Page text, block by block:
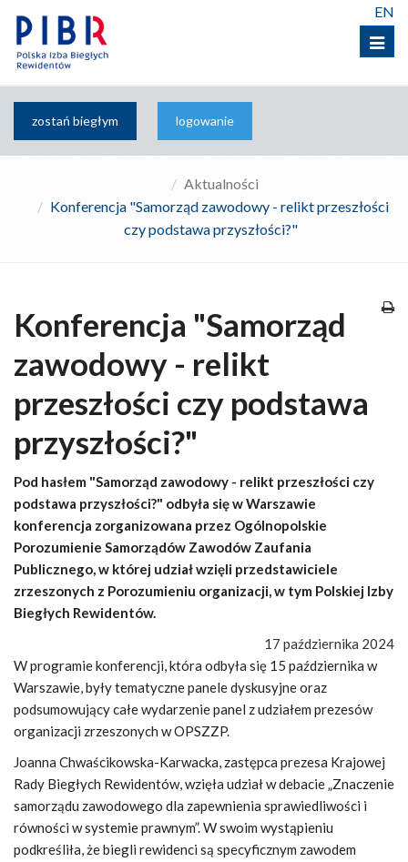
Menu
EN
zostań biegłym logowanie
Aktualności
Konferencja "Samorząd zawodowy - relikt przeszłości
czy podstawa przyszłości?"
Konferencja "Samorząd
zawodowy - relikt
przeszłości czy podstawa
przyszłości?"
Pod hasłem "Samorząd zawodowy - relikt przeszłości czy
podstawa przyszłości?" odbyła się w Warszawie
konferencja zorganizowana przez Ogólnopolskie
Porozumienie Samorządów Zawodów Zaufania
Publicznego, w której udział wzięli przedstawiciele
zrzeszonych z Porozumieniu organizacji, w tym Polskiej Izby
Biegłych Rewidentów.
17 października 2024
W programie konferencji, która odbyła się 15 października w
Warszawie, były tematyczne panele dyskusyjne oraz
podsumowujący całe wydarzenie panel z udziałem prezesów
organizacji zrzeszonych w OPSZZP.
Joanna Chwaścikowska-Karwacka, zastępca prezesa Krajowej
Rady Biegłych Rewidentów, wzięła udział w debacie „Znaczenie
samorządu zawodowego dla zapewnienia sprawiedliwości i
równości w systemie prawnym”. W swoim wystąpieniu
podkreśliła, że biegli rewidenci są specyficznym zawodem